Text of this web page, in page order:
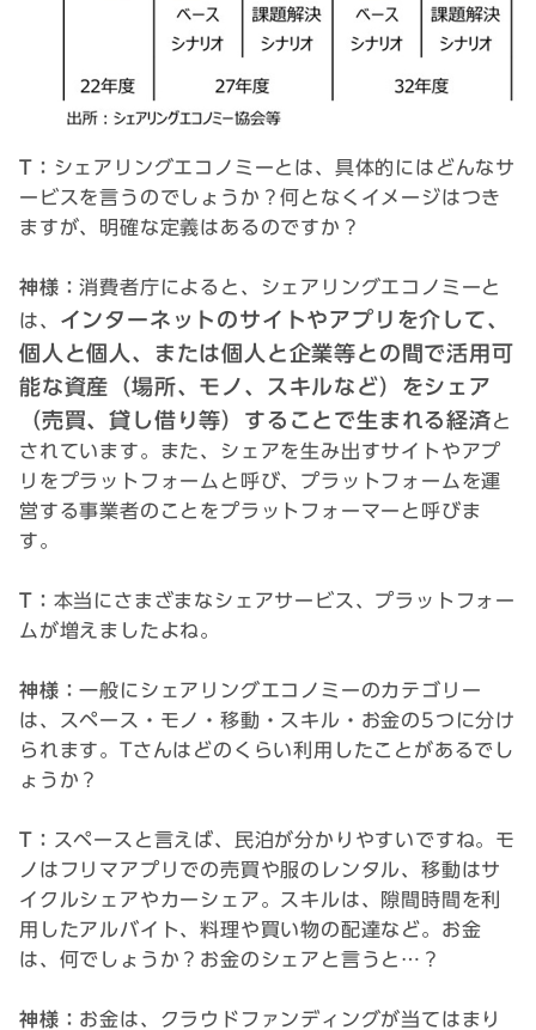
T： シェアリングエコノミーとは、具体的にはどんなサ
ービスを言うのでしょうか？何となくイメージはつき
ますが、明確な定義はあるのですか？
神様：消費者庁によると、シェアリングエコノミーと
は、 インターネットのサイトやアプリを介して、
個人と個人、または個人と企業等との間で活用可
能な資産（場所、モノ、スキルなど）をシェア
（売買、貸し借り等）することで生まれる経済と
されています。また、シェアを生み出すサイトやアプ
リをプラットフォームと呼び、プラットフォームを運
営する事業者のことをプラットフォーマーと呼びま
す。
T： 本当にさまざまなシェアサービス、プラットフォー
ムが増えましたよね。
神様：一般にシェアリングエコノミーのカテゴリー
は、スペース・モノ・移動・スキル・お金の5つに分け
られます。Tさんはどのくらい利用したことがあるでし
ょうか？
T： スペースと言えば、民泊が分かりやすいですね。モ
ノはフリマアプリでの売買や服のレンタル、移動はサ
イクルシェアやカーシェア。スキルは、隙間時間を利
用したアルバイト、料理や買い物の配達など。お金
は、何でしょうか？お金のシェアと言うと…？
神様： お金は、クラウドファンディングが当てはまり